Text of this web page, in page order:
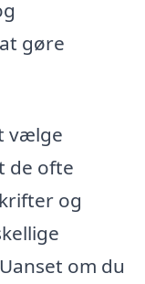
gøre
vælge
de ofte
og
om du